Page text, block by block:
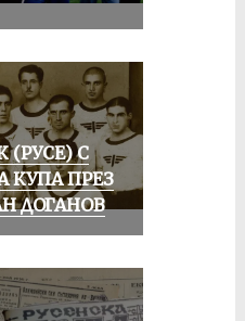
(РУСЕ) С
КУПА ПРЕЗ
ДОГАНОВ